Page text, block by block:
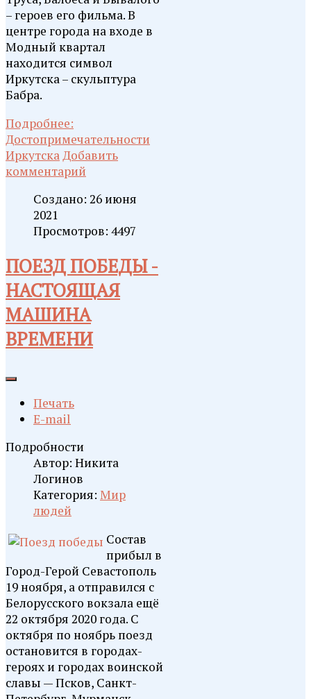
– героев его фильма. В
центре города на входе в
Модный квартал
находится символ
Иркутска – скульптура
Бабра.
Подробнее:
Достопримечательности
ИркутскаДобавить
комментарий
Создано: 26 июня
2021
Просмотров: 4497
ПОЕЗД ПОБЕДЫ -
НАСТОЯЩАЯ
МАШИНА
ВРЕМЕНИ
Печать
E-mail
Подробности
Автор: Никита
Логинов
Категория: Мир
людей
Состав
прибыл в
Город-Герой Севастополь
19 ноября, а отправился с
Белорусского вокзала ещё
22 октября 2020 года. С
октября по ноябрь поезд
остановится в городах-
героях и городах воинской
славы — Псков, Санкт-